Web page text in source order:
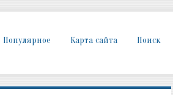
Популярное Карта сайта Поиск